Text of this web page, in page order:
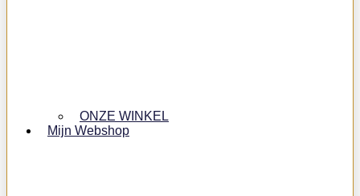
ONZE WINKEL
Mijn Webshop